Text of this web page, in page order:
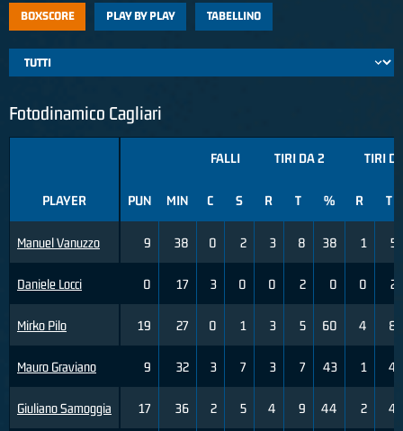
BOXSCORE PLAY BY PLAY TABELLINO
Fotodinamico Cagliari
PLAYER
Manuel Vanuzzo
Daniele Locci
Mirko Pilo
Mauro Graviano
Giuliano Samoggia
FALLI TIRI DA 2 TIRI
PUN MIN C S R T % R T
9 38 0 2 3 8 38 1 5
0 17 3 0 0 2 0 0 2
19 27 0 1 3 5 60 4 8
9 32 3 7 3 7 43 1 4
17 36 2 5 4 9 44 2 4